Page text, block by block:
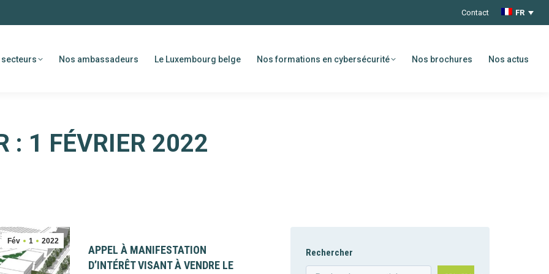
Contact FR
secteurs Nos ambassadeurs Le Luxembourg belge Nos formations en cybersécurité Nos brochures Nos actus
: 1 FÉVRIER 2022
Fév 1 2022
APPEL À MANIFESTATION
D’INTÉRÊT VISANT À VENDRE LE
Rechercher